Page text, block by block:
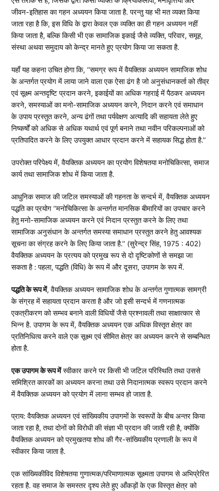
जीवन-इतिहास का गहन अध्ययन किया जाता है. परन्तु यह भी मत व्यक्त किया
जाता रहा है कि, इस विधि के द्वारा केवल एक व्यक्ति का ही गहन अध्ययन नहीं
किया जाता है, बल्कि किसी भी एक सामाजिक इकाई जैसे व्यक्ति, परिवार, समूह,
संस्था अथवा समुदाय को केन्द्र मानते हुए प्रयोग किया जा सकता है.
यहाँ यह कहना उचित होगा कि, ‘‘समग्र रूप में वैयक्तिक अध्ययन सामाजिक शोध
के अन्तर्गत प्रयोग में लाया जाने वाला एक ऐसा ढंग है जो अनुसंधानकर्ता को तीव्र
एवं सूक्ष्म अन्तदृष्टि प्रदान करने, इकाईयों का अधिक गहराई में पैठकर अध्ययन
करने, समस्याओं का मनो-सामाजिक अध्ययन करने, निदान करने एवं समाधान
के उपाय प्रस्तुत करने, अन्य ढंगों तथा पर्यवेक्षण अत्यादि की सहायता लेते हुए
निष्कर्षों को अधिक से अधिक यथार्थ एवं पूर्ण बनाने तथा नवीन परिकल्पनाओं को
प्रतिपादित करने के लिए उपयुक्त आधार प्रदान करने में सहायक सिद्ध होता है.’’
उपरोक्त परिपेक्ष्य में, वैयक्तिक अध्ययन का प्रयोग विशेषतया मनोचिकित्सा, समाज
कार्य तथा सामाजिक शोध में किया जाता है.
आधुनिक समाज की जटिल समस्याओं की गहनता के सन्दर्भ में, वैयक्तिक अध्ययन
पद्धति का प्रयोग ‘‘मनोचिकित्सा के अन्तर्गत मानसिक बीमारियों का उपचार करने
हेतु मनो-सामाजिक अध्ययन करने एवं निदान प्रस्तुत करने के लिए तथा
सामाजिक अनुसंधान के अन्तर्गत समस्या समाधान प्रस्तुत करने हेतु आवश्यक
सूचना का संग्रह करने के लिए किया जाता है.’’ (सुरेन्द्र सिंह, 1975 : 402)
वैयक्तिक अध्ययन के प्रत्यय को प्रमुख रूप से दो दृष्टिकोणों से समझा जा
सकता है : पहला, पद्धति (विधि) के रूप में और दूसरा, उपागम के रूप में.
पद्धति के रूप में, वैयक्तिक अध्ययन सामाजिक शोध के अन्तर्गत गुणात्मक सामग्री
के संग्रह में सहायता प्रदान करता है और जो इसी सन्दर्भ में गणनात्मक
एकत्रीकरण को सम्भव बनाने वाली विधियों जैसे प्रश्नावली तथा साक्षात्कार से
भिन्न है. उपागम के रूप में, वैयक्तिक अध्ययन एक अधिक विस्तृत क्षेत्र का
प्रतिनिधित्व करने वाले एक सूक्ष्म एवं सीमित क्षेत्र का अध्ययन करने से सम्बन्धित
होता है.
एक उपागम के रूप मेंस्वीकार करने पर किसी भी जटिल परिस्थिति तथा उससे
समिश्रित कारकों का अध्ययन करना तथा उसे निदानात्मक स्वरूप प्रदान करने
में वैयक्तिक अध्ययन को प्रयोग में लाना सम्भव हो जाता है.
प्राय: वैयक्तिक अध्ययन एवं सांख्यिकीय उपागमों के स्वरूपों के बीच अन्तर किया
जाता रहा है, तथा दोनों को विरोधी की संज्ञा भी प्रदान की जाती रही है, क्योंकि
वैयक्तिक अध्ययन को प्रमुखतया शोध की गैर-सांख्यिकीय प्रणाली के रूप में
स्वीकार किया जाता है.
एक सांख्यिकीविद विशेषतया गुणात्मक/परिमाणात्मक सूक्ष्मता उपागम से अभिप्रेरित
रहता है. वह समाज के समस्तर दृश्य लेते हुए आँकड़ों के एक विस्तृत क्षेत्र को